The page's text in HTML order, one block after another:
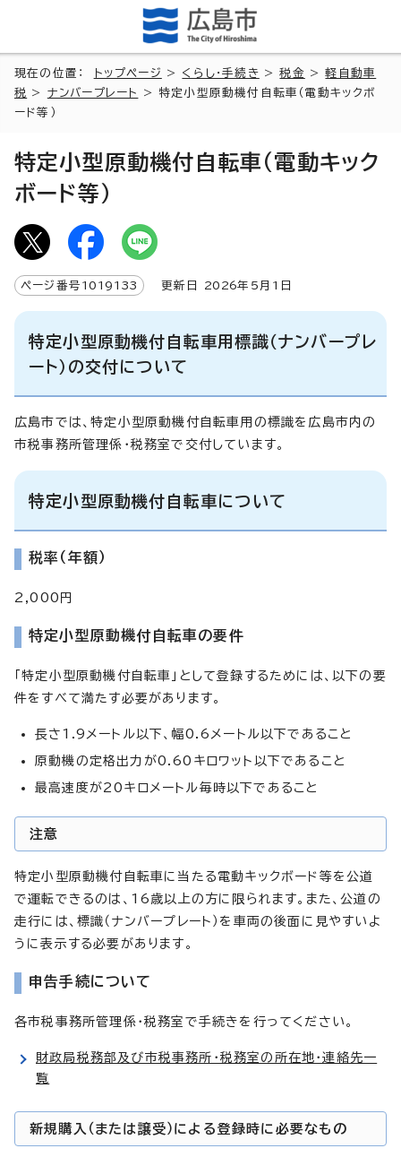
現在の位置： トップページ > くらし・手続き >税金 >軽自動車
税
> ナンバープレート
> 特定小型原動機付自転車（電動キックボ
ード等）
特定小型原動機付自転車（電動キック
ボード等）
ページ番号 1019133 更新日 2026年5月1日
特定小型原動機付自転車用標識（ナンバープレ
ート）の交付について
広島市では、特定小型原動機付自転車用の標識を広島市内の
市税事務所管理係・税務室で交付しています。
特定小型原動機付自転車について
税率（年額）
2,000円
特定小型原動機付自転車の要件
「特定小型原動機付自転車」として登録するためには、以下の要
件をすべて満たす必要があります。
長さ1.9メートル以下、幅0.6メートル以下であること
原動機の定格出力が0.60キロワット以下であること
最高速度が20キロメートル毎時以下であること
注意
特定小型原動機付自転車に当たる電動キックボード等を公道
で運転できるのは、16歳以上の方に限られます。また、公道の
走行には、標識（ナンバープレート）を車両の後面に見やすいよ
うに表示する必要があります。
申告手続について
各市税事務所管理係・税務室で手続きを行ってください。
財政局税務部及び市税事務所・税務室の所在地・連絡先一
覧
新規購入（または譲受）による登録時に必要なもの